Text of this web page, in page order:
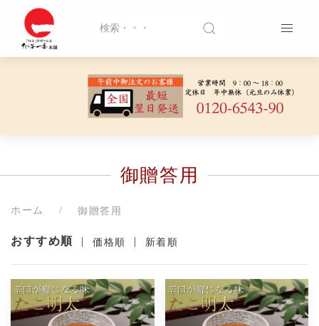
御贈答用
ホーム 御贈答用
おすすめ順 | 価格順 | 新着順